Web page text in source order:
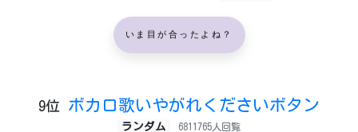
いま目が合ったよね？
9位 ボカロ歌いやがれくださいボタン
ランダム 6811765人回覧